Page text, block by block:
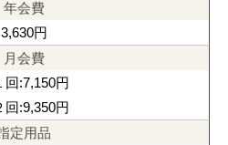
3,630円
回:7,150円
回:9,350円